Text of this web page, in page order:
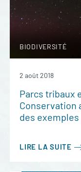
BIODIVERSITÉ
2 août 2018
Parcs tribaux
Conservation
des
LIRE LA SUITE